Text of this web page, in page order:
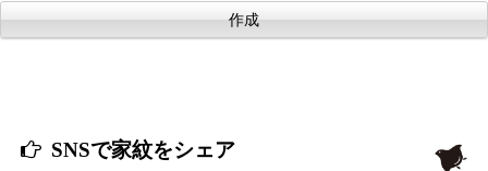
SNSで家紋をシェア